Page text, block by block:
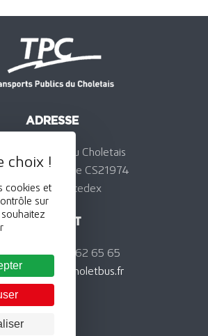
ADRESSE
Publics du Choletais
de la Jominière CS21974
49319 Cholet cedex
CONTACT
: 02 41 62 65 65
:
contact@choletbus.fr
cookies et
sur